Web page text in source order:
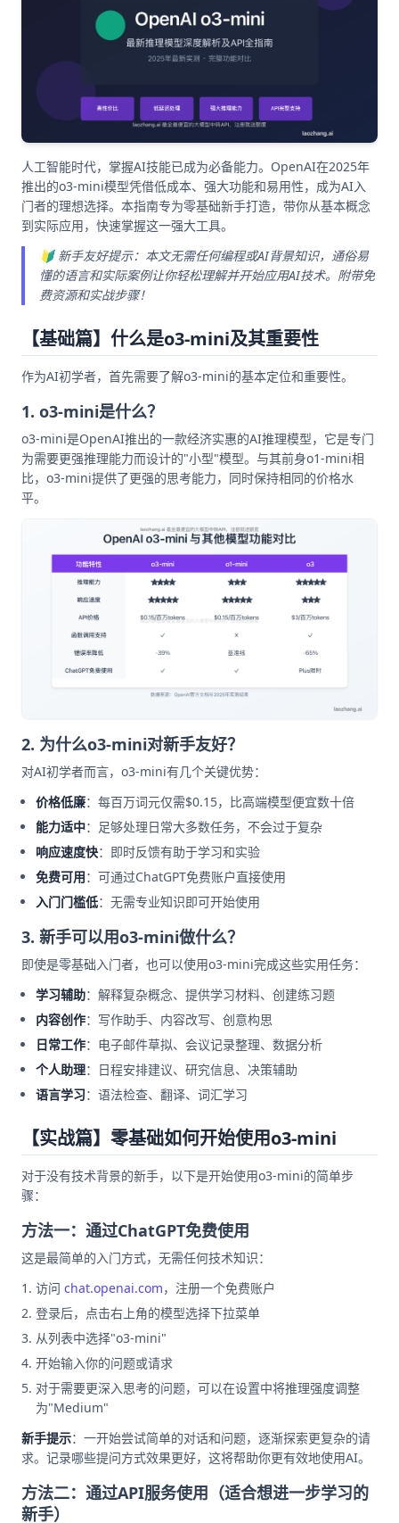
人工智能时代，掌握AI技能已成为必备能力。OpenAI在2025年
推出的o3-mini模型凭借低成本、强大功能和易用性，成为AI入
门者的理想选择。本指南专为零基础新手打造，带你从基本概念
到实际应用，快速掌握这一强大工具。
🔰 新手友好提示：本文无需任何编程或AI背景知识，通俗易
懂的语言和实际案例让你轻松理解并开始应用AI技术。附带免
费资源和实战步骤！
【基础篇】什么是o3-mini及其重要性
作为AI初学者，首先需要了解o3-mini的基本定位和重要性。
1. o3-mini是什么？
o3-mini是OpenAI推出的一款经济实惠的AI推理模型，它是专门
为需要更强推理能力而设计的"小型"模型。与其前身o1-mini相
比，o3-mini提供了更强的思考能力，同时保持相同的价格水
平。
2. 为什么o3-mini对新手友好？
对AI初学者而言，o3-mini有几个关键优势：
价格低廉：每百万词元仅需$0.15，比高端模型便宜数十倍
能力适中：足够处理日常大多数任务，不会过于复杂
响应速度快：即时反馈有助于学习和实验
免费可用：可通过ChatGPT免费账户直接使用
入门门槛低：无需专业知识即可开始使用
3. 新手可以用o3-mini做什么？
即使是零基础入门者，也可以使用o3-mini完成这些实用任务：
学习辅助：解释复杂概念、提供学习材料、创建练习题
内容创作：写作助手、内容改写、创意构思
日常工作：电子邮件草拟、会议记录整理、数据分析
个人助理：日程安排建议、研究信息、决策辅助
语言学习：语法检查、翻译、词汇学习
【实战篇】零基础如何开始使用o3-mini
对于没有技术背景的新手，以下是开始使用o3-mini的简单步
骤：
方法一：通过ChatGPT免费使用
这是最简单的入门方式，无需任何技术知识：
访问 chat.openai.com，注册一个免费账户
登录后，点击右上角的模型选择下拉菜单
从列表中选择"o3-mini"
开始输入你的问题或请求
对于需要更深入思考的问题，可以在设置中将推理强度调整
为"Medium"
新手提示：一开始尝试简单的对话和问题，逐渐探索更复杂的请
求。记录哪些提问方式效果更好，这将帮助你更有效地使用AI。
方法二：通过API服务使用（适合想进一步学习的
新手）